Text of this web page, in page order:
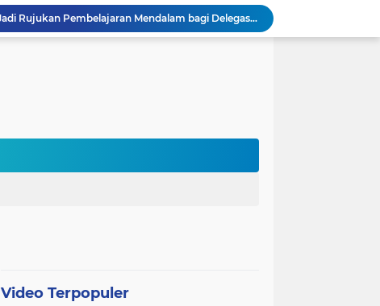
Sekolah Gagasceria Jadi Rujukan Pembelajaran Mendalam bagi Delegasi Malaysia
PJJ Diperluas, Kemendikdasmen Gandeng Pemda Jangkau Anak Tidak Sekolah
Uhamka Kuatkan Komitmen Inovasi Riset dalam Industri dengan PT. Pertamina
Video Terpopuler